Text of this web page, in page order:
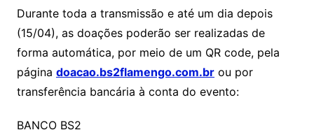
Durante toda a transmissão e até um dia depois
(15/04), as doações poderão ser realizadas de
forma automática, por meio de um QR code, pela
página doacao.bs2flamengo.com.brou por
transferência bancária à conta do evento:
BANCO BS2